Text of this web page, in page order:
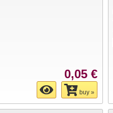
0,05 €
buy »